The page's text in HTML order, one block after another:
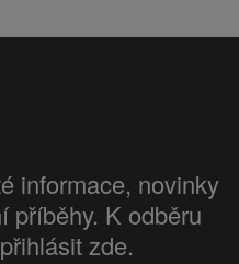
informace, novinky
příběhy. K odběru
zde.